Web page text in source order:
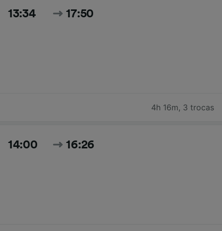
13:34 17:50
4h 16m, 3 trocas
14:00 16:26